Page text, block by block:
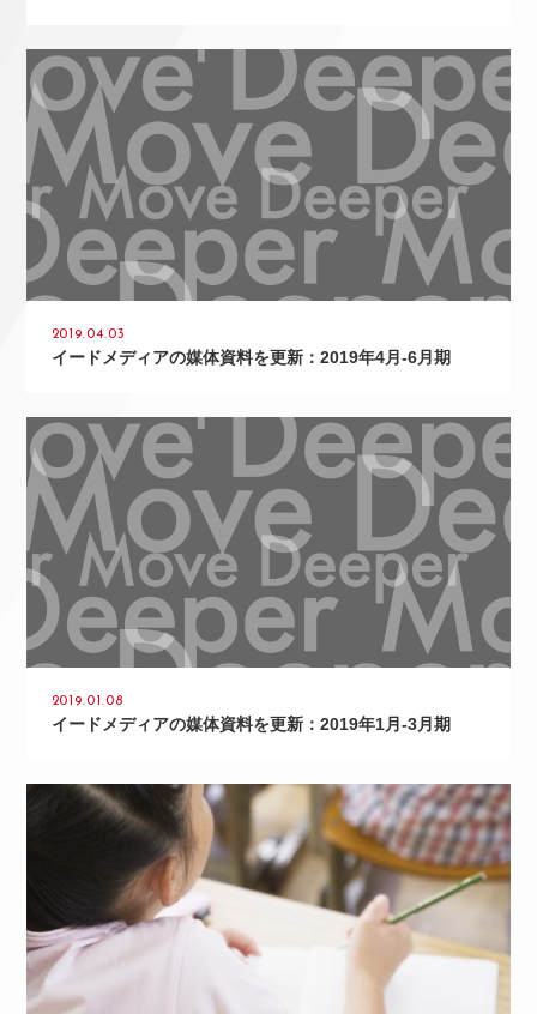
>
2019.04.03
イードメディアの媒体資料を更新：2019年4月-6月期
>
2019.01.08
イードメディアの媒体資料を更新：2019年1月-3月期